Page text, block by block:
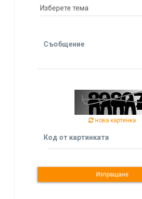
Съобщение
нова картинка
Код от картинката